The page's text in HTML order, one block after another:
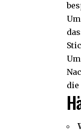
die